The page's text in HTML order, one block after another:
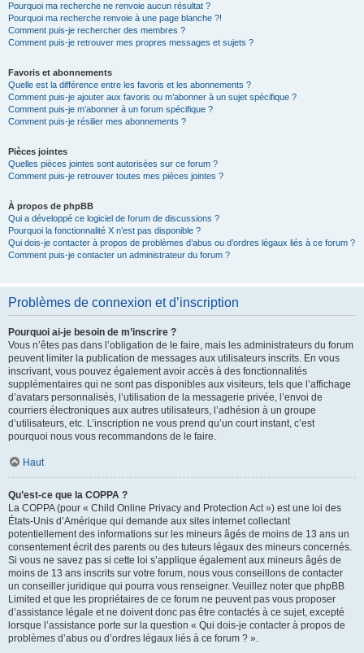
Pourquoi ma recherche ne renvoie aucun résultat ?
Pourquoi ma recherche renvoie à une page blanche ?!
Comment puis-je rechercher des membres ?
Comment puis-je retrouver mes propres messages et sujets ?
Favoris et abonnements
Quelle est la différence entre les favoris et les abonnements ?
Comment puis-je ajouter aux favoris ou m’abonner à un sujet spécifique ?
Comment puis-je m’abonner à un forum spécifique ?
Comment puis-je résilier mes abonnements ?
Pièces jointes
Quelles pièces jointes sont autorisées sur ce forum ?
Comment puis-je retrouver toutes mes pièces jointes ?
À propos de phpBB
Qui a développé ce logiciel de forum de discussions ?
Pourquoi la fonctionnalité X n’est pas disponible ?
Qui dois-je contacter à propos de problèmes d’abus ou d’ordres légaux liés à ce forum ?
Comment puis-je contacter un administrateur du forum ?
Problèmes de connexion et d’inscription
Pourquoi ai-je besoin de m’inscrire ?
Vous n’êtes pas dans l’obligation de le faire, mais les administrateurs du forum
peuvent limiter la publication de messages aux utilisateurs inscrits. En vous
inscrivant, vous pouvez également avoir accès à des fonctionnalités
supplémentaires qui ne sont pas disponibles aux visiteurs, tels que l’affichage
d’avatars personnalisés, l’utilisation de la messagerie privée, l’envoi de
courriers électroniques aux autres utilisateurs, l’adhésion à un groupe
d’utilisateurs, etc. L’inscription ne vous prend qu’un court instant, c’est
pourquoi nous vous recommandons de le faire.
Haut
Qu’est-ce que la COPPA ?
La COPPA (pour « Child Online Privacy and Protection Act ») est une loi des
États-Unis d’Amérique qui demande aux sites internet collectant
potentiellement des informations sur les mineurs âgés de moins de 13 ans un
consentement écrit des parents ou des tuteurs légaux des mineurs concernés.
Si vous ne savez pas si cette loi s’applique également aux mineurs âgés de
moins de 13 ans inscrits sur votre forum, nous vous conseillons de contacter
un conseiller juridique qui pourra vous renseigner. Veuillez noter que phpBB
Limited et que les propriétaires de ce forum ne peuvent pas vous proposer
d’assistance légale et ne doivent donc pas être contactés à ce sujet, excepté
lorsque l’assistance porte sur la question « Qui dois-je contacter à propos de
problèmes d’abus ou d’ordres légaux liés à ce forum ? ».